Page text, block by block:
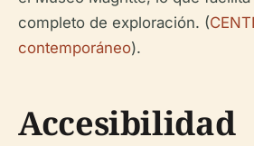
completo de exploración. (
contemporáneo).
Accesibilidad